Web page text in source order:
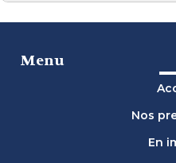
Déménageur à Dinan
Déménageur à Dinard , Betton
Déménageur à Pacé, Saint-
Menu
Nos
En